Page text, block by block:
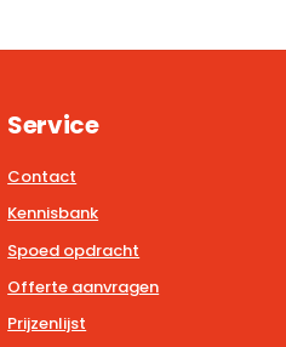
Service
Contact
Kennisbank
Spoed opdracht
Offerte aanvragen
Prijzenlijst